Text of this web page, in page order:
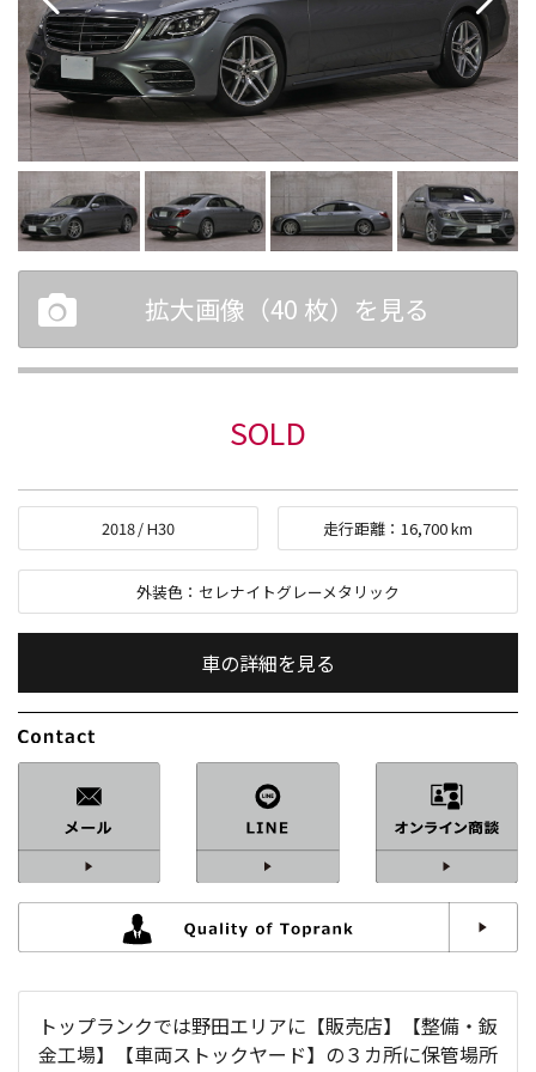
拡大画像（40 枚）を見る
SOLD
2018/H30 走行距離：16,700km
外装色： セレナイトグレーメタリック
車の詳細を見る
車検：R9
修復歴：
中古車
総排気量：3,000cc
定員：5 名
トップランクでは野田エリアに【販売店】【整備・鈑
金工場】【車両ストックヤード】の３カ所に保管場所